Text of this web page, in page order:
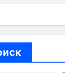
мест отдыха